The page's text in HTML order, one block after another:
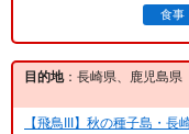
食事
目的地：長崎県、鹿児島県
【飛鳥III】秋の種子島・